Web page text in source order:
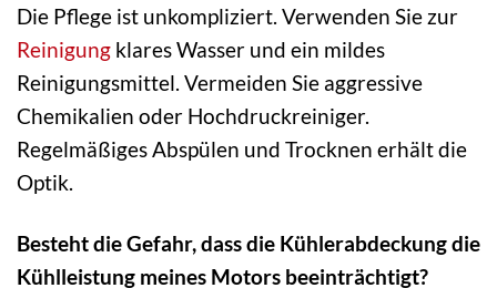
Die Pflege ist unkompliziert. Verwenden Sie zur
Reinigung klares Wasser und ein mildes
Reinigungsmittel. Vermeiden Sie aggressive
Chemikalien oder Hochdruckreiniger.
Regelmäßiges Abspülen und Trocknen erhält die
Optik.
Besteht die Gefahr, dass die Kühlerabdeckung die
Kühlleistung meines Motors beeinträchtigt?